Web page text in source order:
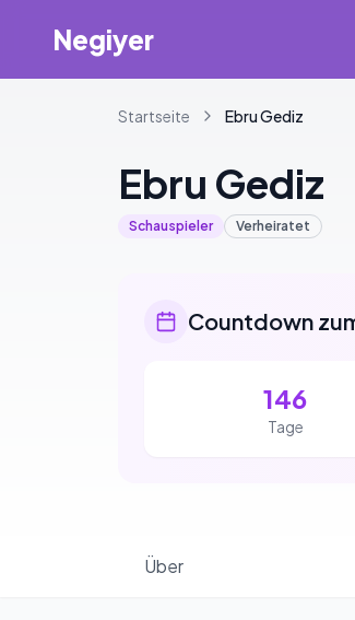
Negiyer
Startseite EbruGediz
Ebru Gediz
Schauspieler Verheiratet
Countdown
146
Tage
Über